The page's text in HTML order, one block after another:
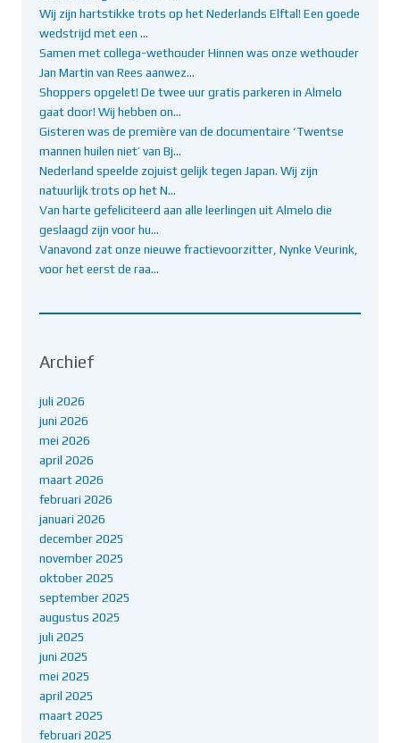
Wij zijn hartstikke trots op het Nederlands Elftal! Een goede
wedstrijd met een …
Samen met collega-wethouder Hinnen was onze wethouder
Jan Martin van Rees aanwez…
Shoppers opgelet! De twee uur gratis parkeren in Almelo
gaat door! Wij hebben on…
Gisteren was de première van de documentaire ‘Twentse
mannen huilen niet’ van Bj…
Nederland speelde zojuist gelijk tegen Japan. Wij zijn
natuurlijk trots op het N…
Van harte gefeliciteerd aan alle leerlingen uit Almelo die
geslaagd zijn voor hu…
Vanavond zat onze nieuwe fractievoorzitter, Nynke Veurink,
voor het eerst de raa…
Archief
juli 2026
juni 2026
mei 2026
april 2026
maart 2026
februari 2026
januari 2026
december 2025
november 2025
oktober 2025
september 2025
augustus 2025
juli 2025
juni 2025
mei 2025
april 2025
maart 2025
februari 2025